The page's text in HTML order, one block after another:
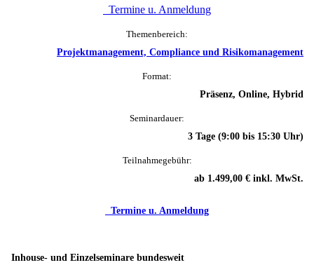
Termine u. Anmeldung
Themenbereich:
Projektmanagement, Compliance und Risikomanagement
Format:
Präsenz, Online, Hybrid
Seminardauer:
3 Tage (9:00 bis 15:30 Uhr)
Teilnahmegebühr:
ab 1.499,00 € inkl. MwSt.
Termine u. Anmeldung
Inhouse- und Einzelseminare bundesweit